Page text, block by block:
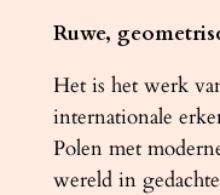
n
t
a
l
Ruwe,
Het is het werk
internationale
Polen met
wereld in